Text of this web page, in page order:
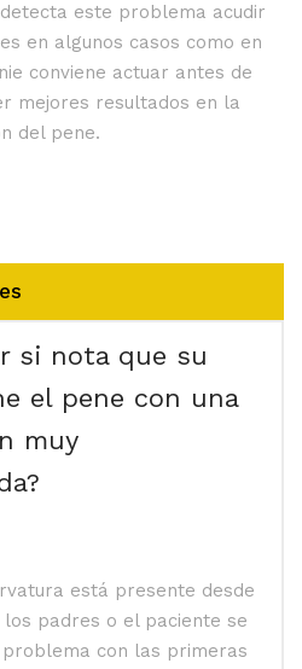
este problema acudir
en algunos casos como en
conviene actuar antes de
mejores resultados en la
del pene.
si nota que su
el pene con una
muy
está presente desde
los padres o el paciente se
con las primeras